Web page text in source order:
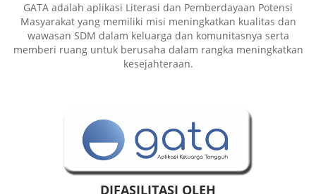
GATA adalah aplikasi Literasi dan Pemberdayaan Potensi
Masyarakat yang memiliki misi meningkatkan kualitas dan
wawasan SDM dalam keluarga dan komunitasnya serta
memberi ruang untuk berusaha dalam rangka meningkatkan
kesejahteraan.
DIFASILITASI OLEH